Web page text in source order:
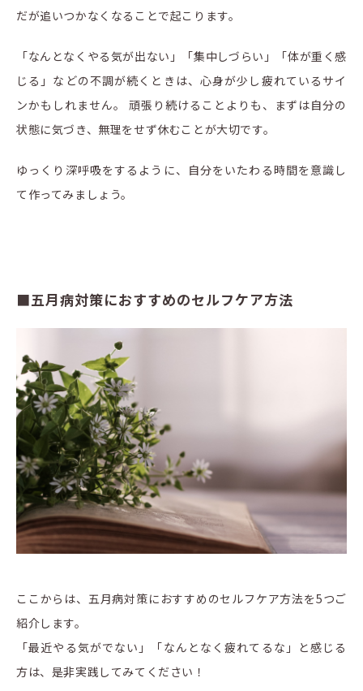
だが追いつかなくなることで起こります。
「なんとなくやる気が出ない」「集中しづらい」「体が重く感
じる」などの不調が続くときは、心身が少し疲れているサイ
ンかもしれません。 頑張り続けることよりも、まずは自分の
状態に気づき、無理をせず休むことが大切です。
ゆっくり深呼吸をするように、自分をいたわる時間を意識し
て作ってみましょう。
■五月病対策におすすめのセルフケア方法
ここからは、五月病対策におすすめのセルフケア方法を5つご
紹介します。
「最近やる気がでない」「なんとなく疲れてるな」と感じる
方は、是非実践してみてください！